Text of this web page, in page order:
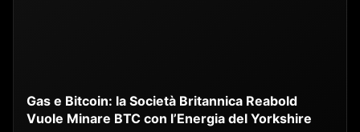
Gas e Bitcoin: la Società Britannica Reabold
Vuole Minare BTC con l’Energia del Yorkshire